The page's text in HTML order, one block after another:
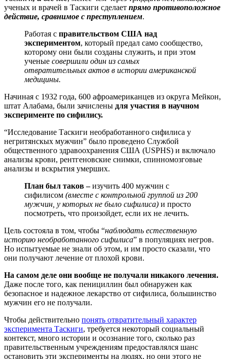
ученых и врачей в Таскиги сделает прямо противоположное
действие, сравнимое с преступлением.
Работая с правительством США над
экспериментом, который предал само сообщество,
которому они были созданы служить, и при этом
ученые совершили один из самых
отвратительных актов в истории американской
медицины.
Начиная с 1932 года, 600 афроамериканцев из округа Мейкон,
штат Алабама, были зачислены для участия в научном
эксперименте по сифилису.
“Исследование Таскиги необработанного сифилиса у
негритянскых мужчин” было проведено Службой
общественного здравоохранения США (USPHS) и включало
анализы крови, рентгеновские снимки, спинномозговые
анализы и вскрытия умерших.
План был таков –изучить 400 мужчин с
сифилисом (вместе с контрольной группой из 200
мужчин, у которых не было сифилиса) и просто
посмотреть, что произойдет, если их не лечить.
Цель состояла в том, чтобы “наблюдать естественную
историю необработанного сифилиса” в популяциях негров.
Но испытуемые не знали об этом, и им просто сказали, что
они получают лечение от плохой крови.
На самом деле они вообще не получали никакого лечения.
Даже после того, как пенициллин был обнаружен как
безопасное и надежное лекарство от сифилиса, большинство
мужчин его не получали.
Чтобы действительно понять отвратительный характер
эксперимента Таскиги, требуется некоторый социальный
контекст, много истории и осознание того, сколько раз
правительственным учреждениям предоставлялся шанс
остановить эти эксперименты на людях, но они этого не